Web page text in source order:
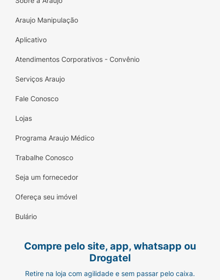
Araujo Manipulação
Aplicativo
Atendimentos Corporativos - Convênio
Serviços Araujo
Fale Conosco
Lojas
Programa Araujo Médico
Trabalhe Conosco
Seja um fornecedor
Ofereça seu imóvel
Bulário
Compre pelo site, app, whatsapp ou
Drogatel
Retire na loja com agilidade e sem passar pelo caixa.